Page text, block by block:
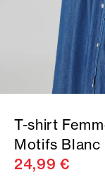
T-shirt
Motifs Blanc
24,99 €